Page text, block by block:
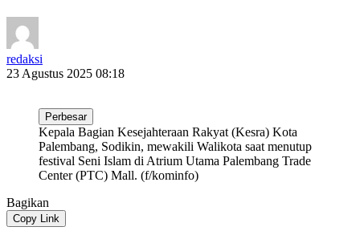
redaksi
23 Agustus 2025 08:18
Perbesar
Kepala Bagian Kesejahteraan Rakyat (Kesra) Kota
Palembang, Sodikin, mewakili Walikota saat menutup
festival Seni Islam di Atrium Utama Palembang Trade
Center (PTC) Mall. (f/kominfo)
Bagikan
Copy Link